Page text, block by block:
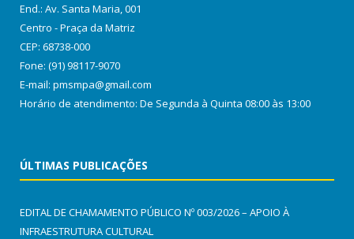
End.: Av. Santa Maria, 001
Centro - Praça da Matriz
CEP: 68738-000
Fone: (91) 98117-9070
E-mail: pmsmpa@gmail.com
Horário de atendimento: De Segunda à Quinta 08:00 às 13:00
ÚLTIMAS PUBLICAÇÕES
EDITAL DE CHAMAMENTO PÚBLICO Nº 003/2026 – APOIO À
INFRAESTRUTURA CULTURAL